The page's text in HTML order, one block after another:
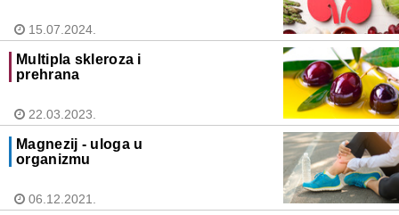
15.07.2024.
Multipla skleroza i
prehrana
22.03.2023.
Magnezij - uloga u
organizmu
06.12.2021.